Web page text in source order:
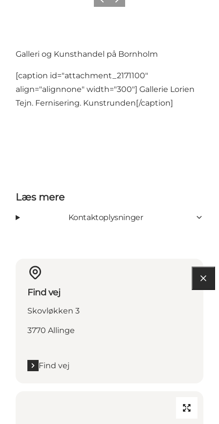
ForrigeNæste
Galleri og Kunsthandel på Bornholm
[caption id="attachment_2171100"
align="alignnone" width="300"] Gallerie Lorien
Tejn. Fernisering. Kunstrunden[/caption]
Læs mere
Kontaktoplysninger
Find vej
Skovløkken 3
3770 Allinge
Find vej